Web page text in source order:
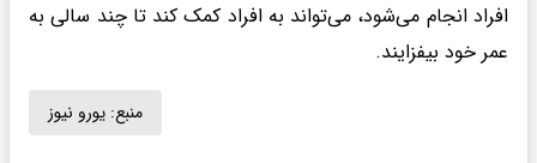
افراد انجام می‌شود، می‌تواند به افراد کمک کند تا چند سالی به
عمر خود بیفزایند.
منبع: یورو نیوز